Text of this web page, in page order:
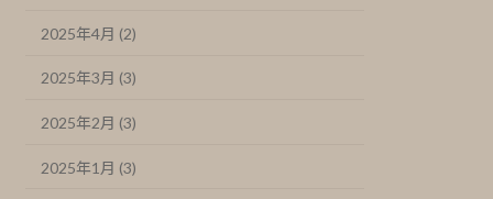
2025年4月 (2)
2025年3月 (3)
2025年2月 (3)
2025年1月 (3)